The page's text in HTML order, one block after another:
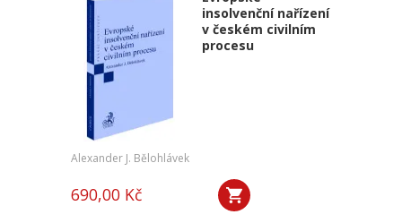
insolvenční nařízení
v českém civilním
procesu
Alexander J. Bělohlávek
690,00 Kč